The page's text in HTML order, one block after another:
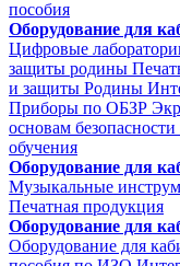
пособия
Оборудование для
Цифровые
защиты родины
и защиты Родины
Приборы по ОБЗР
основам
обучения
Оборудование для
Музыкальные
Печатная продукция
Оборудование для
Оборудование для